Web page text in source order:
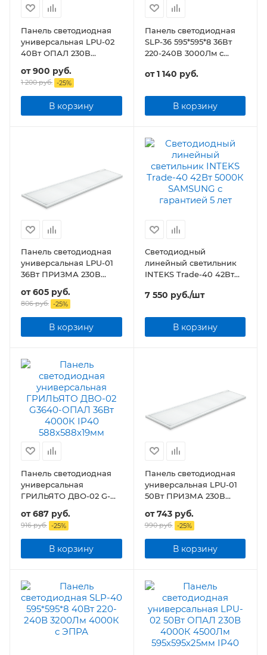
Панель светодиодная
универсальная LPU-02
40Вт ОПАЛ 230В
IP40
от900 руб.
1 200 руб. -25%
В корзину
Панель светодиодная
SLP-36 595*595*8 36Вт
220-240В 3000Лм с
от1 140 руб.
В корзину
Панель светодиодная
универсальная LPU-01
36Вт ПРИЗМА 230В
IP40
от605 руб.
806 руб. -25%
В корзину
Светодиодный
линейный светильник
INTEKS Trade-40 42Вт
7 550 руб./шт
В корзину
Панель светодиодная
универсальная
ГРИЛЬЯТО ДВО-02 G-
588х588x19мм
от687 руб.
916 руб. -25%
В корзину
Панель светодиодная
универсальная LPU-01
50Вт ПРИЗМА 230В
IP40
от743 руб.
990 руб. -25%
В корзину